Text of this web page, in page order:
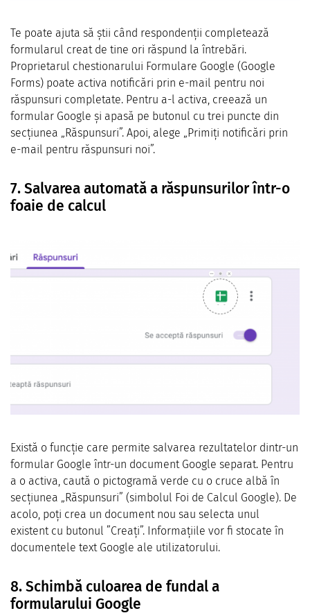
Te poate ajuta să știi când respondenții completează
formularul creat de tine ori răspund la întrebări.
Proprietarul chestionarului Formulare Google (Google
Forms) poate activa notificări prin e-mail pentru noi
răspunsuri completate. Pentru a-l activa, creează un
formular Google și apasă pe butonul cu trei puncte din
secțiunea „Răspunsuri”. Apoi, alege „Primiți notificări prin
e-mail pentru răspunsuri noi”.
7. Salvarea automată a răspunsurilor într-o
foaie de calcul
Există o funcție care permite salvarea rezultatelor dintr-un
formular Google într-un document Google separat. Pentru
a o activa, caută o pictogramă verde cu o cruce albă în
secțiunea „Răspunsuri” (simbolul Foi de Calcul Google). De
acolo, poți crea un document nou sau selecta unul
existent cu butonul ”Creați”. Informațiile vor fi stocate în
documentele text Google ale utilizatorului.
8. Schimbă culoarea de fundal a
formularului Google